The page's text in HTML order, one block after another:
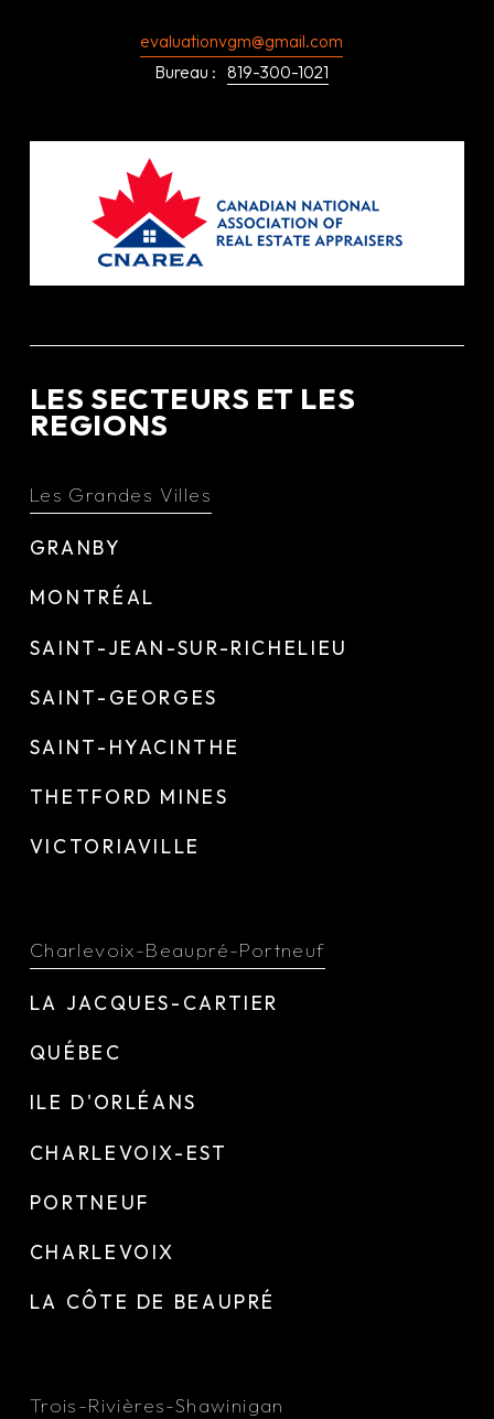
evaluationvgm@gmail.com
Bureau : 819-300-1021
LES SECTEURS ET LES
REGIONS
Les Grandes Villes
GRANBY
MONTRÉAL
SAINT-JEAN-SUR-RICHELIEU
SAINT-GEORGES
SAINT-HYACINTHE
THETFORD MINES
VICTORIAVILLE
Charlevoix-Beaupré-Portneuf
LA JACQUES-CARTIER
QUÉBEC
ILE D'ORLÉANS
CHARLEVOIX-EST
PORTNEUF
CHARLEVOIX
LA CÔTE DE BEAUPRÉ
Trois-Rivières-Shawinigan